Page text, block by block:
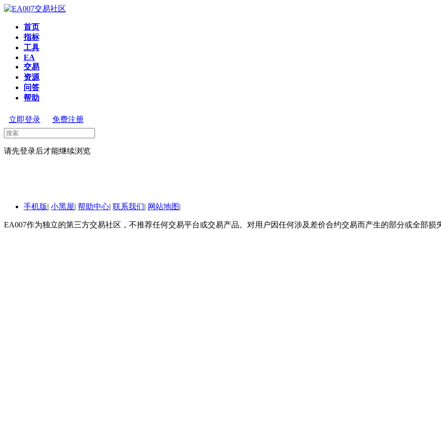
首页
指标
工具
EA
交易
资源
问答
帮助
立即登录 免费注册
请先登录后才能继续浏览
手机版| 小黑屋| 帮助中心| 联系我们| 网站地图|
EA007作为独立的第三方交易社区，不推荐任何交易平台或交易产品。对用户因任何涉及差价合约交易而产生的部分或全部损